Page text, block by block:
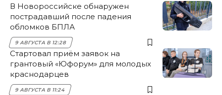
В Новороссийске обнаружен
пострадавший после падения
обломков БПЛА
9 АВГУСТА В 12:28
Стартовал приём заявок на
грантовый «Юфорум» для молодых
краснодарцев
9 АВГУСТА В 11:24